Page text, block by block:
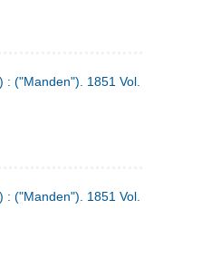
("Manden"). 1851 Vol. 1 Nr. 10
("Manden"). 1851 Vol. 1 Nr. 3